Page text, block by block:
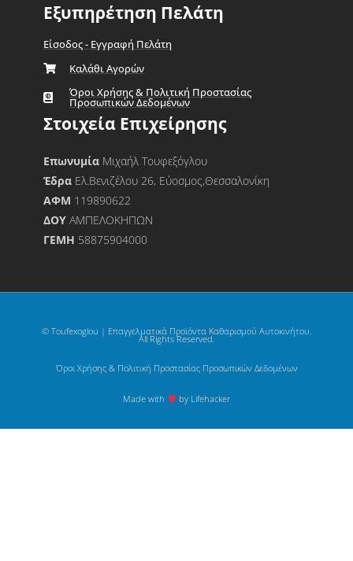
Εξυπηρέτηση Πελάτη
Είσοδος - Εγγραφή Πελάτη
Καλάθι Αγορών
Όροι Χρήσης & Πολιτική Προστασίας
Προσωπικών Δεδομένων
Στοιχεία Επιχείρησης
Επωνυμία Μιχαήλ Τουφεξόγλου
Έδρα Ελ.Βενιζέλου 26, Εύοσμος,Θεσσαλονίκη
ΑΦΜ 119890622
ΔΟΥΑΜΠΕΛΟΚΗΠΩΝ
ΓΕΜΗ 58875904000
© Toufexoglou | Επαγγελματικά Προϊόντα Καθαρισμού Αυτοκινήτου.
All Rights Reserved.
Όροι Χρήσης & Πολιτική Προστασίας Προσωπικών Δεδομένων
Made with by Lifehacker